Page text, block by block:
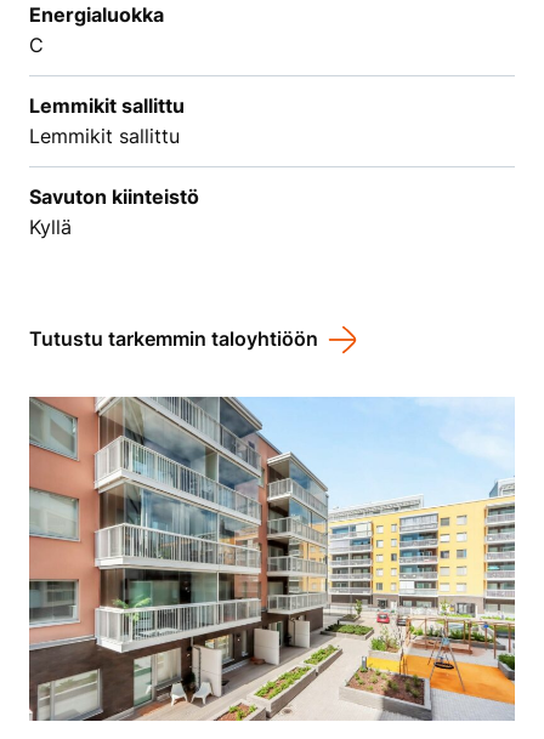
Energialuokka
C
Lemmikit sallittu
Lemmikit sallittu
Savuton kiinteistö
Kyllä
Tutustu tarkemmin taloyhtiöön